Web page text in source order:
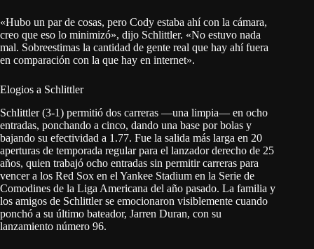
«Hubo un par de cosas, pero Cody estaba ahí con la cámara,
creo que eso lo minimizó», dijo Schlittler. «No estuvo nada
mal. Sobreestimas la cantidad de gente real que hay ahí fuera
en comparación con la que hay en internet».
Elogios a Schlittler
Schlittler (3-1) permitió dos carreras —una limpia— en ocho
entradas, ponchando a cinco, dando una base por bolas y
bajando su efectividad a 1.77. Fue la salida más larga en 20
aperturas de temporada regular para el lanzador derecho de 25
años, quien trabajó ocho entradas sin permitir carreras para
vencer a los Red Sox en el Yankee Stadium en la Serie de
Comodines de la Liga Americana del año pasado. La familia y
los amigos de Schlittler se emocionaron visiblemente cuando
ponchó a su último bateador, Jarren Duran, con su
lanzamiento número 96.